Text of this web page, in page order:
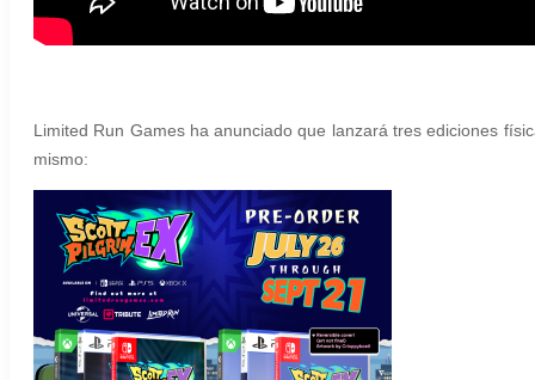
Limited Run Games ha anunciado que lanzará tres ediciones
mismo: